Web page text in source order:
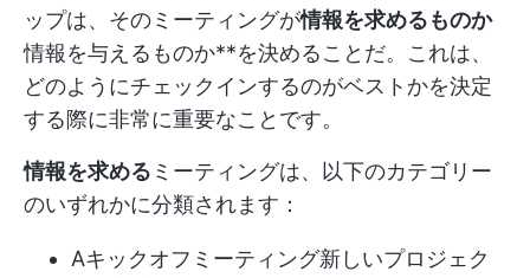
ップは、そのミーティングが情報を求めるものか
情報を与えるものか**を決めることだ。これは、
どのようにチェックインするのがベストかを決定
する際に非常に重要なことです。
情報を求める ミーティングは、以下のカテゴリー
のいずれかに分類されます：
Aキックオフミーティング新しいプロジェク